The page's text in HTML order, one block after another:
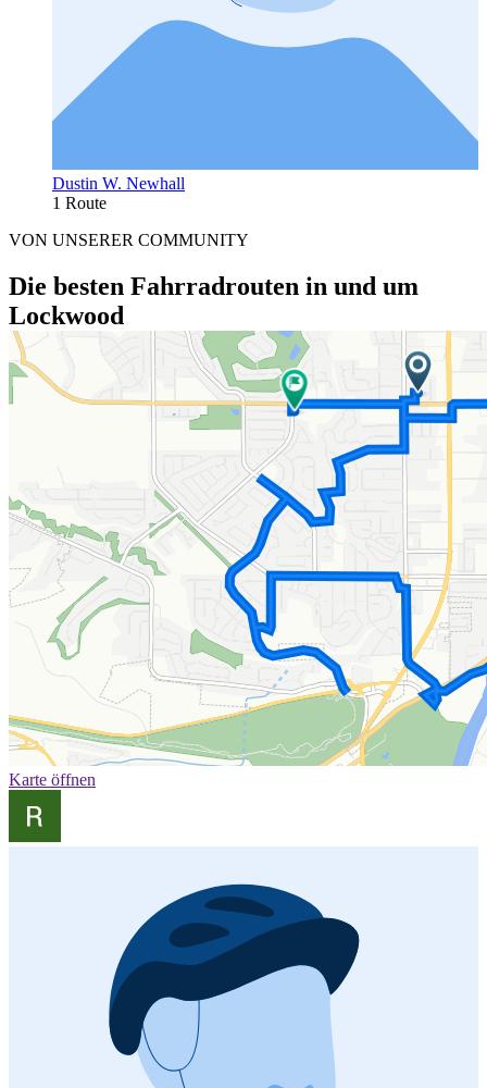
Dustin W. Newhall
1 Route
VON UNSERER COMMUNITY
Die besten Fahrradrouten in und um
Lockwood
Karte öffnen